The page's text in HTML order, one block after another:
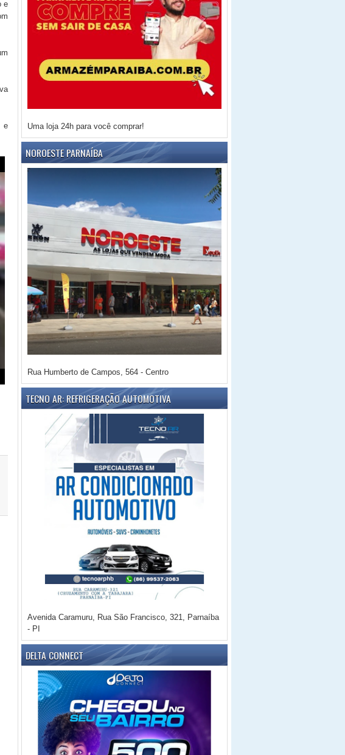
e
e
Uma loja 24h para você comprar!
NOROESTE PARNAÍBA
Rua Humberto de Campos, 564 - Centro
TECNO AR: REFRIGERAÇÃO AUTOMOTIVA
Avenida Caramuru, Rua São Francisco, 321, Parnaíba
- PI
DELTA CONNECT